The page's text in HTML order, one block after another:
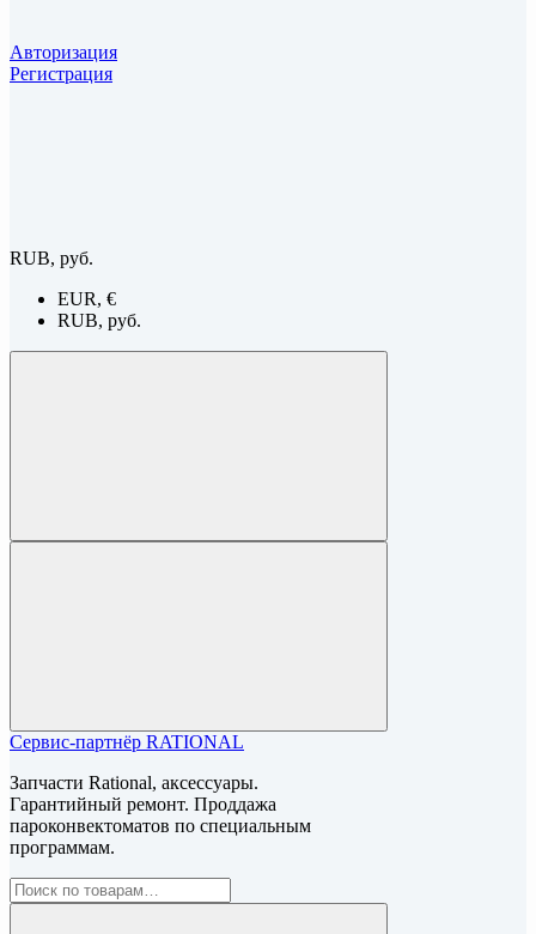
Авторизация
Регистрация
RUB, руб.
EUR, €
RUB, руб.
Сервис-партнёр RATIONAL
Запчасти Rational, аксессуары.
Гарантийный ремонт. Проддажа
пароконвектоматов по специальным
программам.